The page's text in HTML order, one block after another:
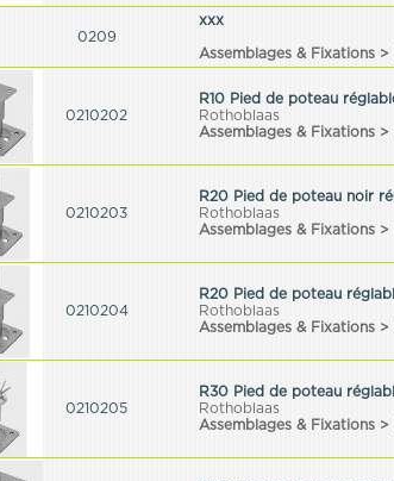
0209
xxx
Assemblages & Fixations
0210202
R10 Pied de poteau
Rothoblaas
Assemblages & Fixations
0210203
R20 Pied de poteau noir
Rothoblaas
Assemblages & Fixations
0210204
R20 Pied de poteau
Rothoblaas
Assemblages & Fixations
0210205
R30 Pied de poteau
Rothoblaas
Assemblages & Fixations